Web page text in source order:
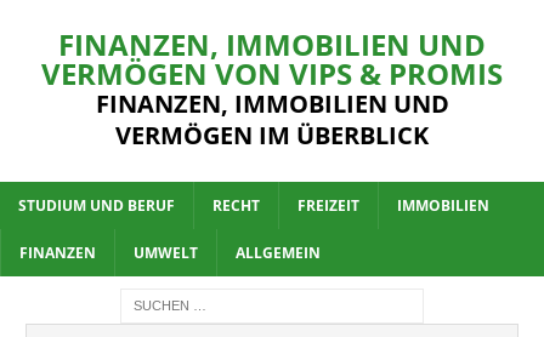
FINANZEN, IMMOBILIEN UND
VERMÖGEN VON VIPS & PROMIS
FINANZEN, IMMOBILIEN UND
VERMÖGEN IM ÜBERBLICK
STUDIUM UND BERUF RECHT FREIZEIT IMMOBILIEN
FINANZEN UMWELT ALLGEMEIN